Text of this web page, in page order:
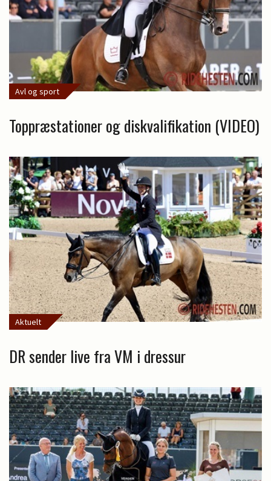
Avl og sport
Toppræstationer og diskvalifikation (VIDEO)
Aktuelt
DR sender live fra VM i dressur